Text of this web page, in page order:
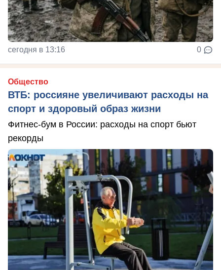
сегодня в 13:16 0
Общество
ВТБ: россияне увеличивают расходы на
спорт и здоровый образ жизни
Фитнес-бум в России: расходы на спорт бьют
рекорды